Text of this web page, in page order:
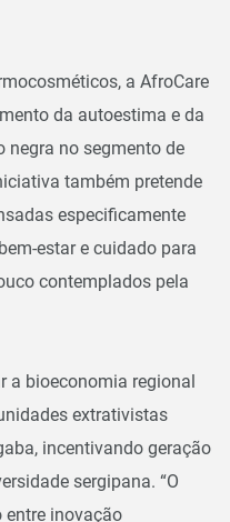
a AfroCare
da autoestima e da
negra no segmento de
também pretende
especificamente
estar e cuidado para
contemplados pela
a bioeconomia regional
extrativistas
incentivando geração
sergipana. “O
entre inovação